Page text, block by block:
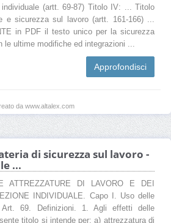
(artt. 69-87) Titolo IV: ... Titolo
e sicurezza sul lavoro (artt. 161-166) ...
in PDF il testo unico per la sicurezza
le ultime modifiche ed integrazioni ...
Approfondisci
da www.altalex.com
di sicurezza sul lavoro -
...
ATTREZZATURE DI LAVORO E DEI
INDIVIDUALE. Capo I. Uso delle
Art. 69. Definizioni. 1. Agli effetti delle
titolo si intende per: a) attrezzatura di